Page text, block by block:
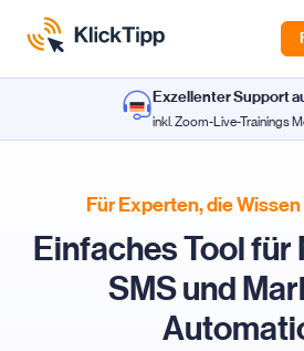
Exzellenter Support
inkl. Zoom-Live-Trainings
Für Experten, die
Einfaches Tool für
SMS und